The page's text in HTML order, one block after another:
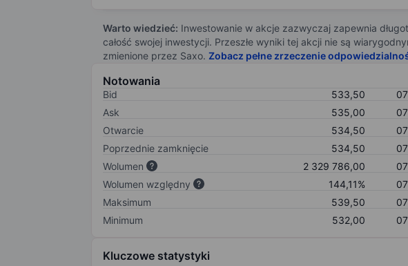
Warto wiedzieć: Inwestowanie w akcje zazwyczaj zapewnia
całość swojej inwestycji. Przeszłe wyniki tej akcji nie są
zmienione przez Saxo. Zobacz pełne zrzeczenie
Notowania
Bid 533,50
Ask
535,00
Otwarcie
534,50
Poprzednie zamknięcie
534,50
Wolumen
2 329 786,00
Wolumen względny
144,11%
Maksimum
539,50
Minimum
532,00
Kluczowe statystyki